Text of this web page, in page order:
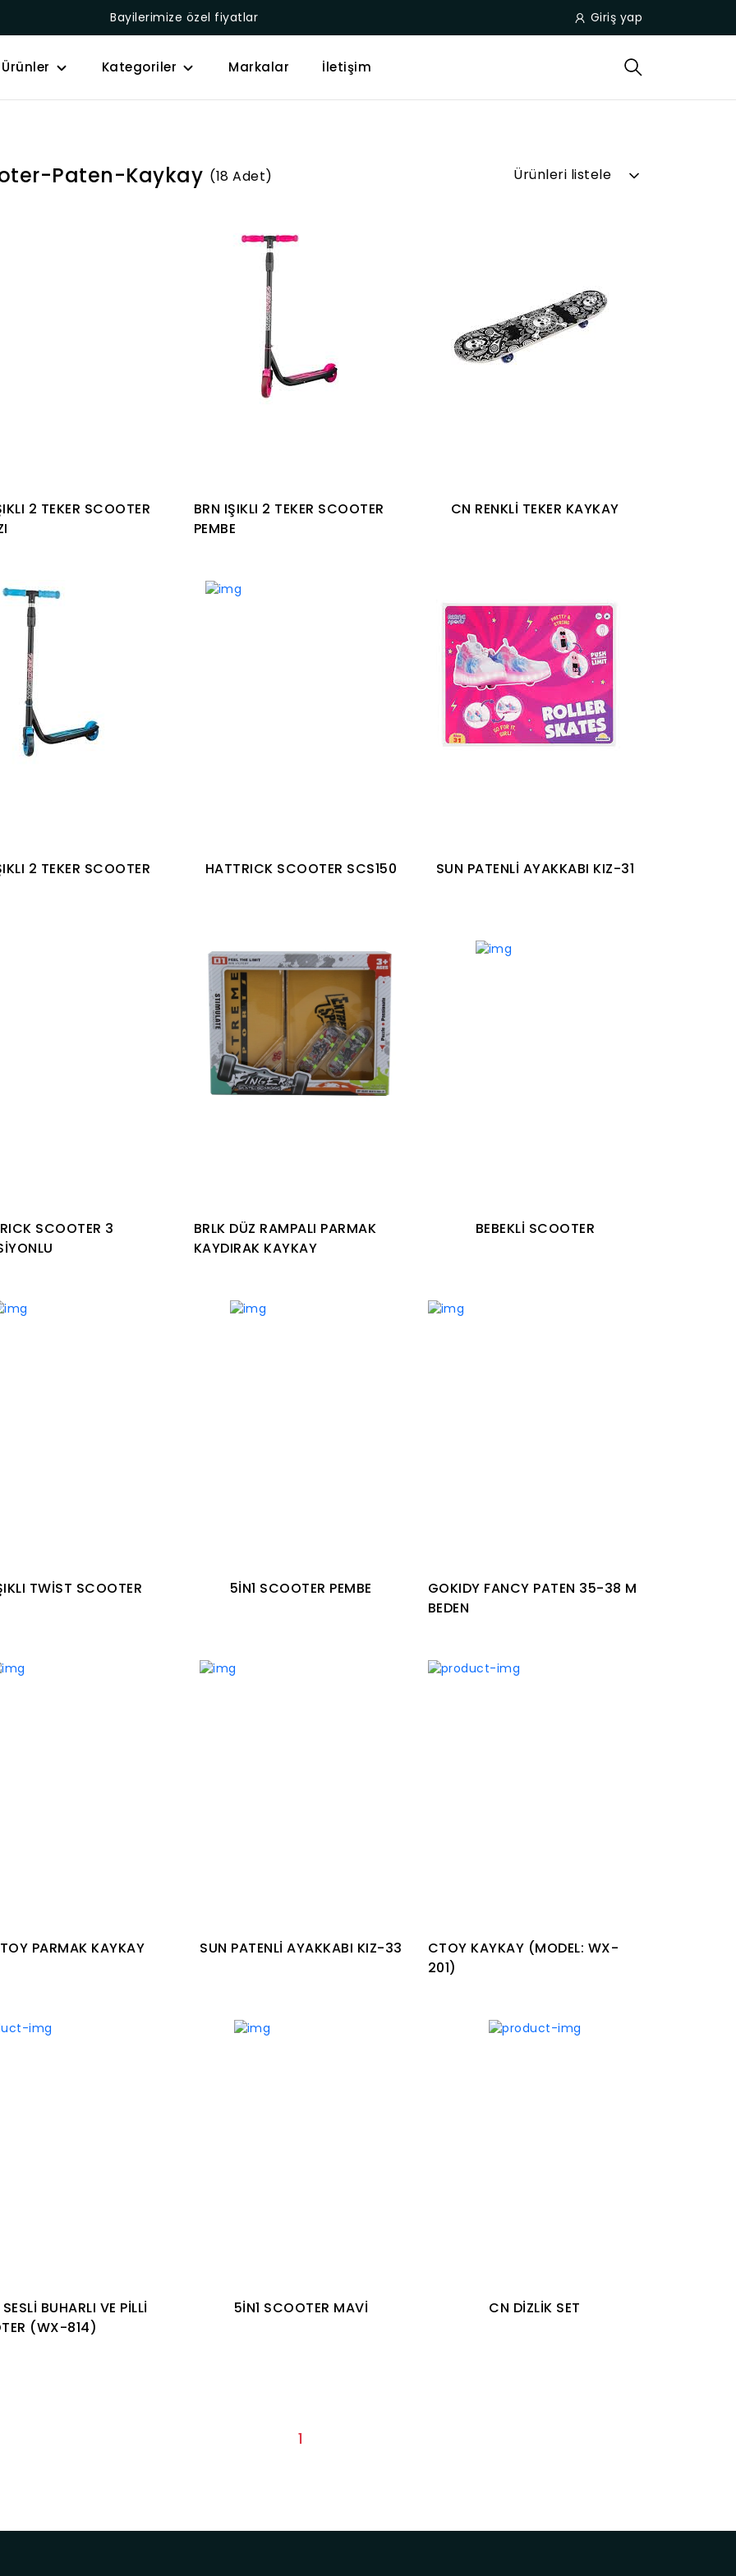
Bayilerimize özel fiyatlar Giriş yap
Ürünler Kategoriler Markalar İletişim
Paten-Kaykay (18 Adet) Ürünleri listele
2 TEKER SCOOTER
BRN IŞIKLI 2 TEKER SCOOTER
PEMBE
CN RENKLİ TEKER KAYKAY
2 TEKER SCOOTER HATTRICK SCOOTER SCS150 SUN PATENLİ AYAKKABI KIZ-31
SCOOTER 3
BRLK DÜZ RAMPALI PARMAK
KAYDIRAK KAYKAY
BEBEKLİ SCOOTER
TWİST SCOOTER 5İN1 SCOOTER PEMBE
GOKIDY FANCY PATEN 35-38 M
BEDEN
PARMAK KAYKAY SUN PATENLİ AYAKKABI KIZ-33
CTOY KAYKAY (MODEL: WX-
201)
BUHARLI VE PİLLİ
(WX-814)
5İN1 SCOOTER MAVİ CN DİZLİK SET
1